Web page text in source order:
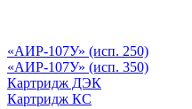
«АИР-107У» (исп. 250)
«АИР-107У» (исп. 350)
Картридж ДЭК
Картридж КС